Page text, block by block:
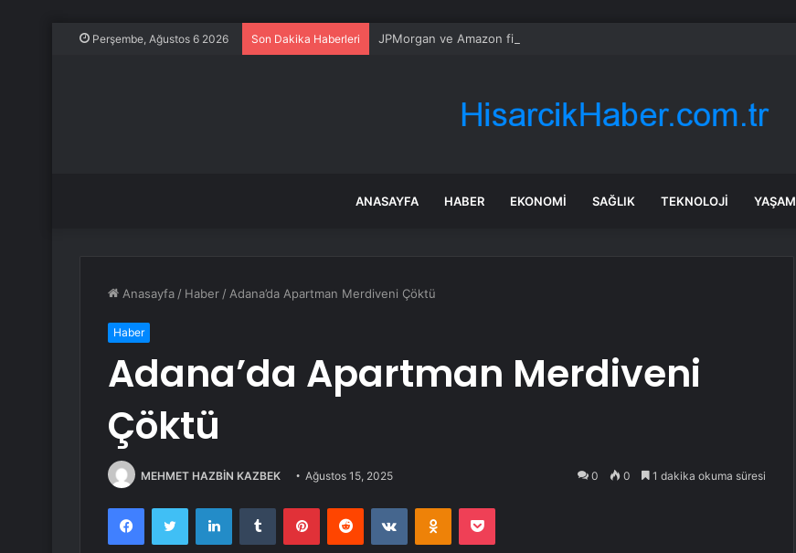
Perşembe, Ağustos 6 2026 Son Dakika Haberleri JPMorgan ve Amazon finans için kuantum araçları geliştirdi
ANASAYFA HABER EKONOMI SAĞLIK TEKNOLOJI YAŞAM
Anasayfa / Haber / Adana’da Apartman Merdiveni Çöktü
Haber
Adana’da Apartman Merdiveni
Çöktü
MEHMET HAZBİN KAZBEK Ağustos 15, 2025 0 0 1 dakika okuma süresi
FacebookTwitter LinkedInTumblr PinterestReddit VKontakteOdnoklassniki
Pocket